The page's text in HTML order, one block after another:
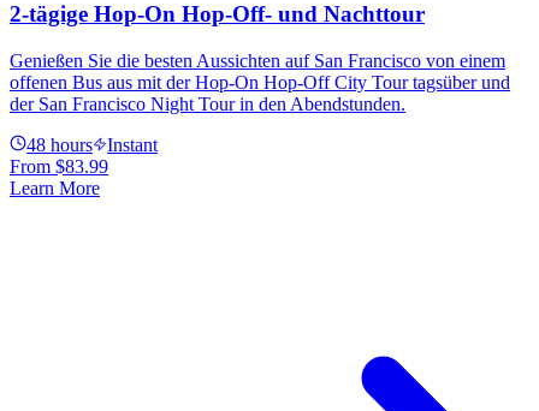
2-tägige Hop-On Hop-Off- und Nachttour
Genießen Sie die besten Aussichten auf San Francisco von einem
offenen Bus aus mit der Hop-On Hop-Off City Tour tagsüber und
der San Francisco Night Tour in den Abendstunden.
48 hours
Instant
From $83.99
Learn More